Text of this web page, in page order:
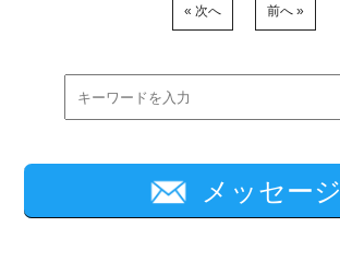
« 次へ 前へ »
メッセージ